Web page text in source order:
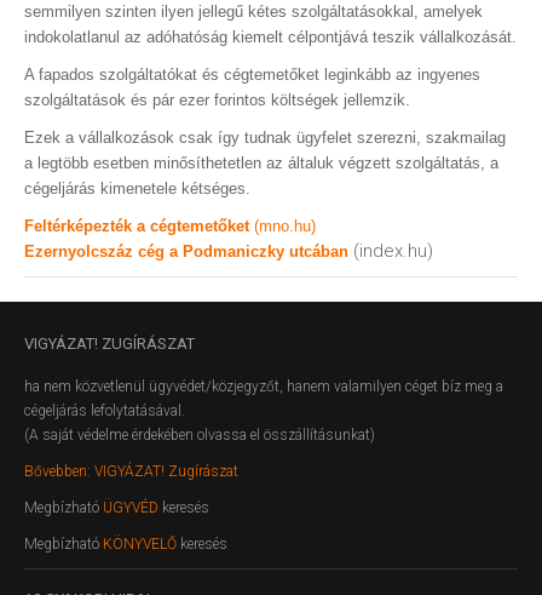
semmilyen szinten ilyen jellegű kétes szolgáltatásokkal, amelyek
indokolatlanul az adóhatóság kiemelt célpontjává teszik vállalkozását.
A fapados szolgáltatókat és cégtemetőket leginkább az ingyenes
szolgáltatások és pár ezer forintos költségek jellemzik.
Ezek a vállalkozások csak így tudnak ügyfelet szerezni, szakmailag
a legtöbb esetben minősíthetetlen az általuk végzett szolgáltatás, a
cégeljárás kimenetele kétséges.
Feltérképezték a cégtemetőket (mno.hu)
Ezernyolcszáz cég a Podmaniczky utcában (index.hu)
VIGYÁZAT! ZUGÍRÁSZAT
ha nem közvetlenül ügyvédet/közjegyzőt, hanem valamilyen céget bíz meg a
cégeljárás lefolytatásával.
(A saját védelme érdekében olvassa el összállításunkat)
Bővebben: VIGYÁZAT! Zugírászat
Megbízható ÜGYVÉD keresés
Megbízható KÖNYVELŐ keresés